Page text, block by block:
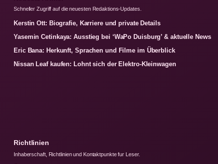
Schneller Zugriff auf die neuesten Redaktions-Updates.
Kerstin Ott: Biografie, Karriere und private Details
Yasemin Cetinkaya: Ausstieg bei ‘WaPo Duisburg’ & aktuelle News
Eric Bana: Herkunft, Sprachen und Filme im Überblick
Nissan Leaf kaufen: Lohnt sich der Elektro-Kleinwagen
Richtlinien
Inhaberschaft, Richtlinien und Kontaktpunkte fur Leser.